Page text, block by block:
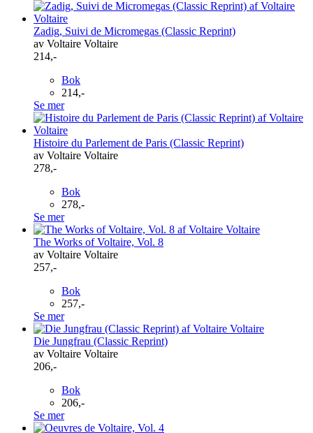
Zadig, Suivi de Micromegas (Classic Reprint)
av Voltaire Voltaire
214,-
Bok
214,-
Se mer
Histoire du Parlement de Paris (Classic Reprint)
av Voltaire Voltaire
278,-
Bok
278,-
Se mer
The Works of Voltaire, Vol. 8
av Voltaire Voltaire
257,-
Bok
257,-
Se mer
Die Jungfrau (Classic Reprint)
av Voltaire Voltaire
206,-
Bok
206,-
Se mer